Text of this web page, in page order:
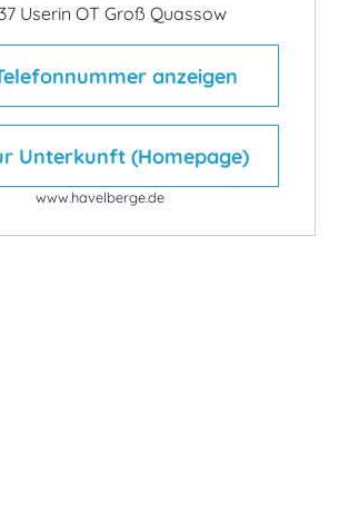
Userin OT Groß Quassow
anzeigen
Unterkunft (Homepage)
www.havelberge.de